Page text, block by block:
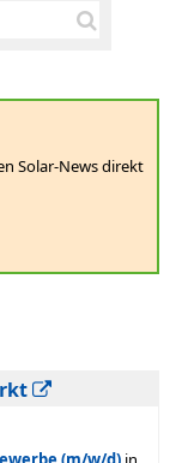
Solar-News direkt